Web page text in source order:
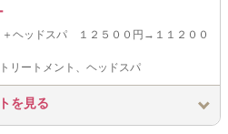
＋ヘッドスパ １２５００円→１１２００
リートメント、ヘッドスパ
を見る